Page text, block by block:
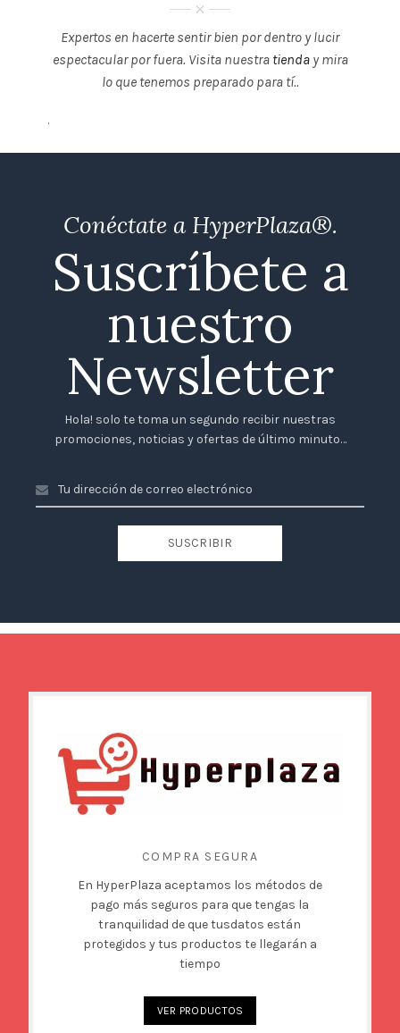
Expertos en hacerte sentir bien por dentro y lucir
espectacular por fuera. Visita nuestra tienday mira
lo que tenemos preparado para tí..
.
Conéctate a HyperPlaza®.
Suscríbete a
nuestro
Newsletter
Hola! solo te toma un segundo recibir nuestras
promociones, noticias y ofertas de último minuto…
COMPRA SEGURA
En HyperPlaza aceptamos los métodos de
pago más seguros para que tengas la
tranquilidad de que tusdatos están
protegidos y tus productos te llegarán a
tiempo
VER PRODUCTOS